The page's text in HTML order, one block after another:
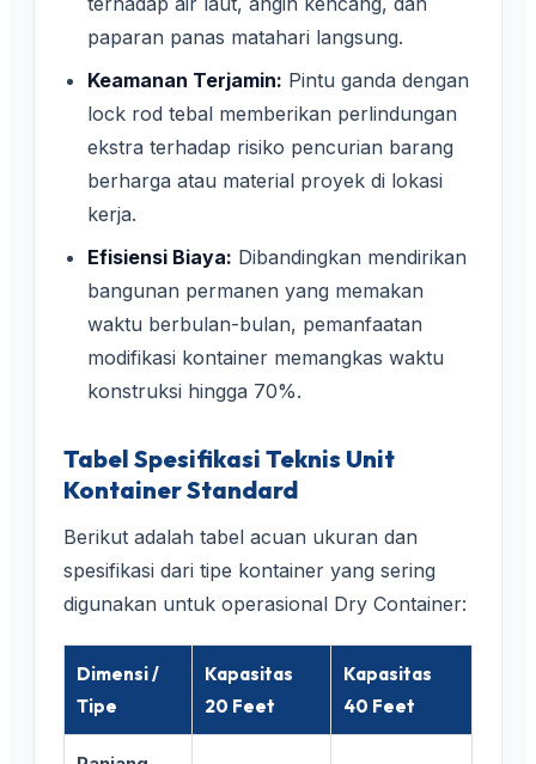
paparan panas matahari langsung.
Keamanan Terjamin: Pintu ganda dengan
lock rod tebal memberikan perlindungan
ekstra terhadap risiko pencurian barang
berharga atau material proyek di lokasi
kerja.
Efisiensi Biaya: Dibandingkan mendirikan
bangunan permanen yang memakan
waktu berbulan-bulan, pemanfaatan
modifikasi kontainer memangkas waktu
konstruksi hingga 70%.
Tabel Spesifikasi Teknis Unit
Kontainer Standard
Berikut adalah tabel acuan ukuran dan
spesifikasi dari tipe kontainer yang sering
digunakan untuk operasional Dry Container:
Dimensi /
Tipe
Kapasitas
20 Feet
Kapasitas
40 Feet